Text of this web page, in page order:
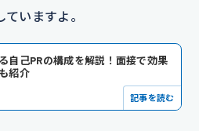
いますよ。
自己PRの構成を解説！面接で効果
紹介
記事を読む